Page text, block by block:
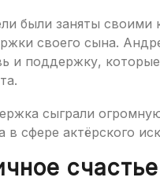
были заняты своими
своего сына.
и поддержку,
сыграли
сфере актёрского
счастье